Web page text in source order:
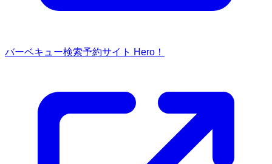
バーベキュー検索予約サイト Hero！